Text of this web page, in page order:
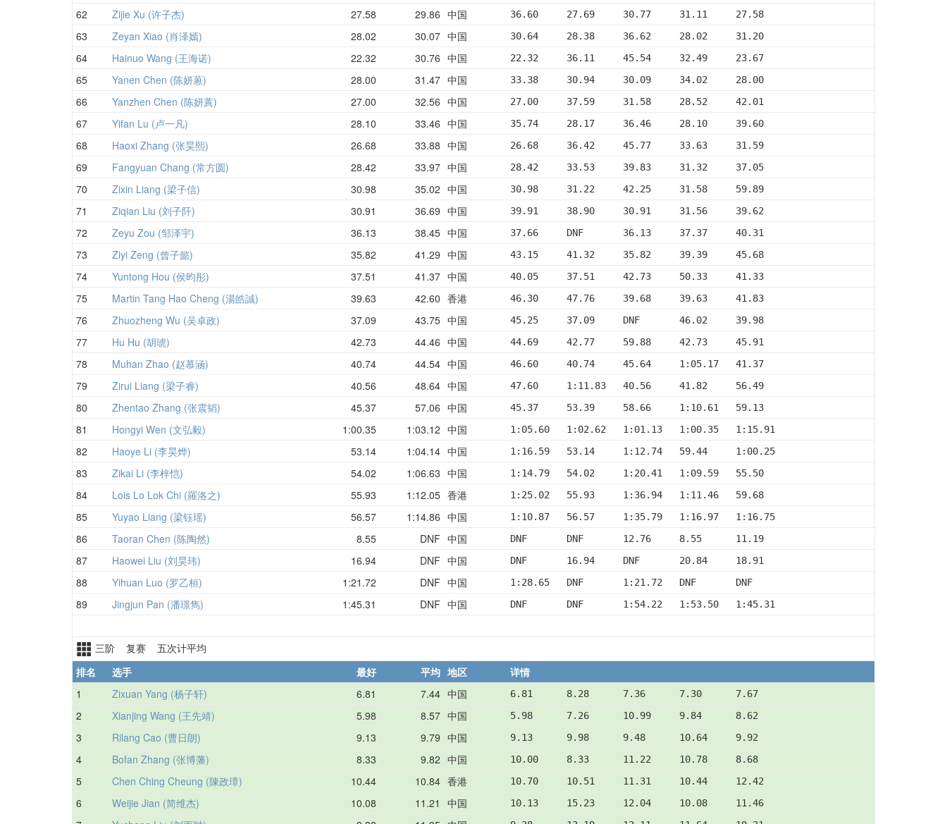
62 Zijie Xu (许子杰) 27.58 29.86 中国 36.60     27.69     30.77     31.11     27.58
63 Zeyan Xiao (肖泽嫣) 28.02 30.07 中国 30.64     28.38     36.62     28.02     31.20
64 Hainuo Wang (王海诺) 22.32 30.76 中国 22.32     36.11     45.54     32.49     23.67
65 Yanen Chen (陈妍蒽) 28.00 31.47 中国 33.38     30.94     30.09     34.02     28.00
66 Yanzhen Chen (陈妍蒖) 27.00 32.56 中国 27.00     37.59     31.58     28.52     42.01
67 Yifan Lu (卢一凡) 28.10 33.46 中国 35.74     28.17     36.46     28.10     39.60
68 Haoxi Zhang (张昊熙) 26.68 33.88 中国 26.68     36.42     45.77     33.63     31.59
69 Fangyuan Chang (常方圆) 28.42 33.97 中国 28.42     33.53     39.83     31.32     37.05
70 Zixin Liang (梁子信) 30.98 35.02 中国 30.98     31.22     42.25     31.58     59.89
71 Ziqian Liu (刘子阡) 30.91 36.69 中国 39.91     38.90     30.91     31.56     39.62
72 Zeyu Zou (邹泽宇) 36.13 38.45 中国 37.66     DNF       36.13     37.37     40.31
73 Ziyi Zeng (曾子懿) 35.82 41.29 中国 43.15     41.32     35.82     39.39     45.68
74 Yuntong Hou (侯昀彤) 37.51 41.37 中国 40.05     37.51     42.73     50.33     41.33
75 Martin Tang Hao Cheng (湯皓誠) 39.63 42.60 香港 46.30     47.76     39.68     39.63     41.83
76 Zhuozheng Wu (吴卓政) 37.09 43.75 中国 45.25     37.09     DNF       46.02     39.98
77 Hu Hu (胡琥) 42.73 44.46 中国 44.69     42.77     59.88     42.73     45.91
78 Muhan Zhao (赵慕涵) 40.74 44.54 中国 46.60     40.74     45.64     1:05.17   41.37
79 Zirui Liang (梁子睿) 40.56 48.64 中国 47.60     1:11.83   40.56     41.82     56.49
80 Zhentao Zhang (张震韬) 45.37 57.06 中国 45.37     53.39     58.66     1:10.61   59.13
81 Hongyi Wen (文弘毅) 1:00.35 1:03.12 中国 1:05.60   1:02.62   1:01.13   1:00.35   1:15.91
82 Haoye Li (李昊烨) 53.14 1:04.14 中国 1:16.59   53.14     1:12.74   59.44     1:00.25
83 Zikai Li (李梓恺) 54.02 1:06.63 中国 1:14.79   54.02     1:20.41   1:09.59   55.50
84 Lois Lo Lok Chi (羅洛之) 55.93 1:12.05 香港 1:25.02   55.93     1:36.94   1:11.46   59.68
85 Yuyao Liang (梁钰瑶) 56.57 1:14.86 中国 1:10.87   56.57     1:35.79   1:16.97   1:16.75
86 Taoran Chen (陈陶然) 8.55 DNF 中国 DNF       DNF       12.76     8.55      11.19
87 Haowei Liu (刘昊玮) 16.94 DNF 中国 DNF       16.94     DNF       20.84     18.91
88 Yihuan Luo (罗乙桓) 1:21.72 DNF 中国 1:28.65   DNF       1:21.72   DNF       DNF
89 Jingjun Pan (潘璟雋) 1:45.31 DNF 中国 DNF       DNF       1:54.22   1:53.50   1:45.31
三阶 复赛 五次计平均
排名
选手 最好 平均 地区
详情
1
Zixuan Yang (杨子轩) 6.81 7.44 中国 6.81      8.28      7.36      7.30      7.67
2 Xianjing Wang (王先靖) 5.98 8.57 中国 5.98      7.26      10.99     9.84      8.62
3 Rilang Cao (曹日朗) 9.13 9.79 中国 9.13      9.98      9.48      10.64     9.92
4 Bofan Zhang (张博藩) 8.33 9.82 中国 10.00     8.33      11.22     10.78     8.68
5 Chen Ching Cheung (陳政璋) 10.44 10.84 香港 10.70     10.51     11.31     10.44     12.42
6 Weijie Jian (简维杰) 10.08 11.21 中国 10.13     15.23     12.04     10.08     11.46